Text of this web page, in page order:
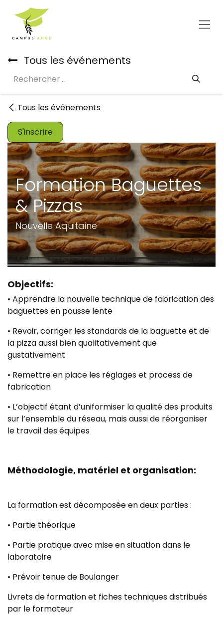
Se rendre au contenu
Tous les événements
Tous les événements
S'inscrire
Formation Baguettes
& Pizzas
Nouvelle Aquitaine
Objectifs:
• Apprendre la nouvelle technique de fabrication des
baguettes en pousse lente
• Revoir, corriger les standards de la baguette et de
la pizza aussi bien qualitativement que
gustativement
• Remettre en place les réglages et process de
fabrication
• L’objectif étant d’uniformiser la qualité des produits
sur l’ensemble du réseau, mais aussi de réorganiser
le travail des équipes
Méthodologie, matériel et organisation:
La formation est décomposée en deux parties :
• Partie théorique
• Partie pratique avec mise en situation dans le
laboratoire
• Prévoir tenue de Boulanger
Livrets de formation et fiches techniques distribués
par le formateur